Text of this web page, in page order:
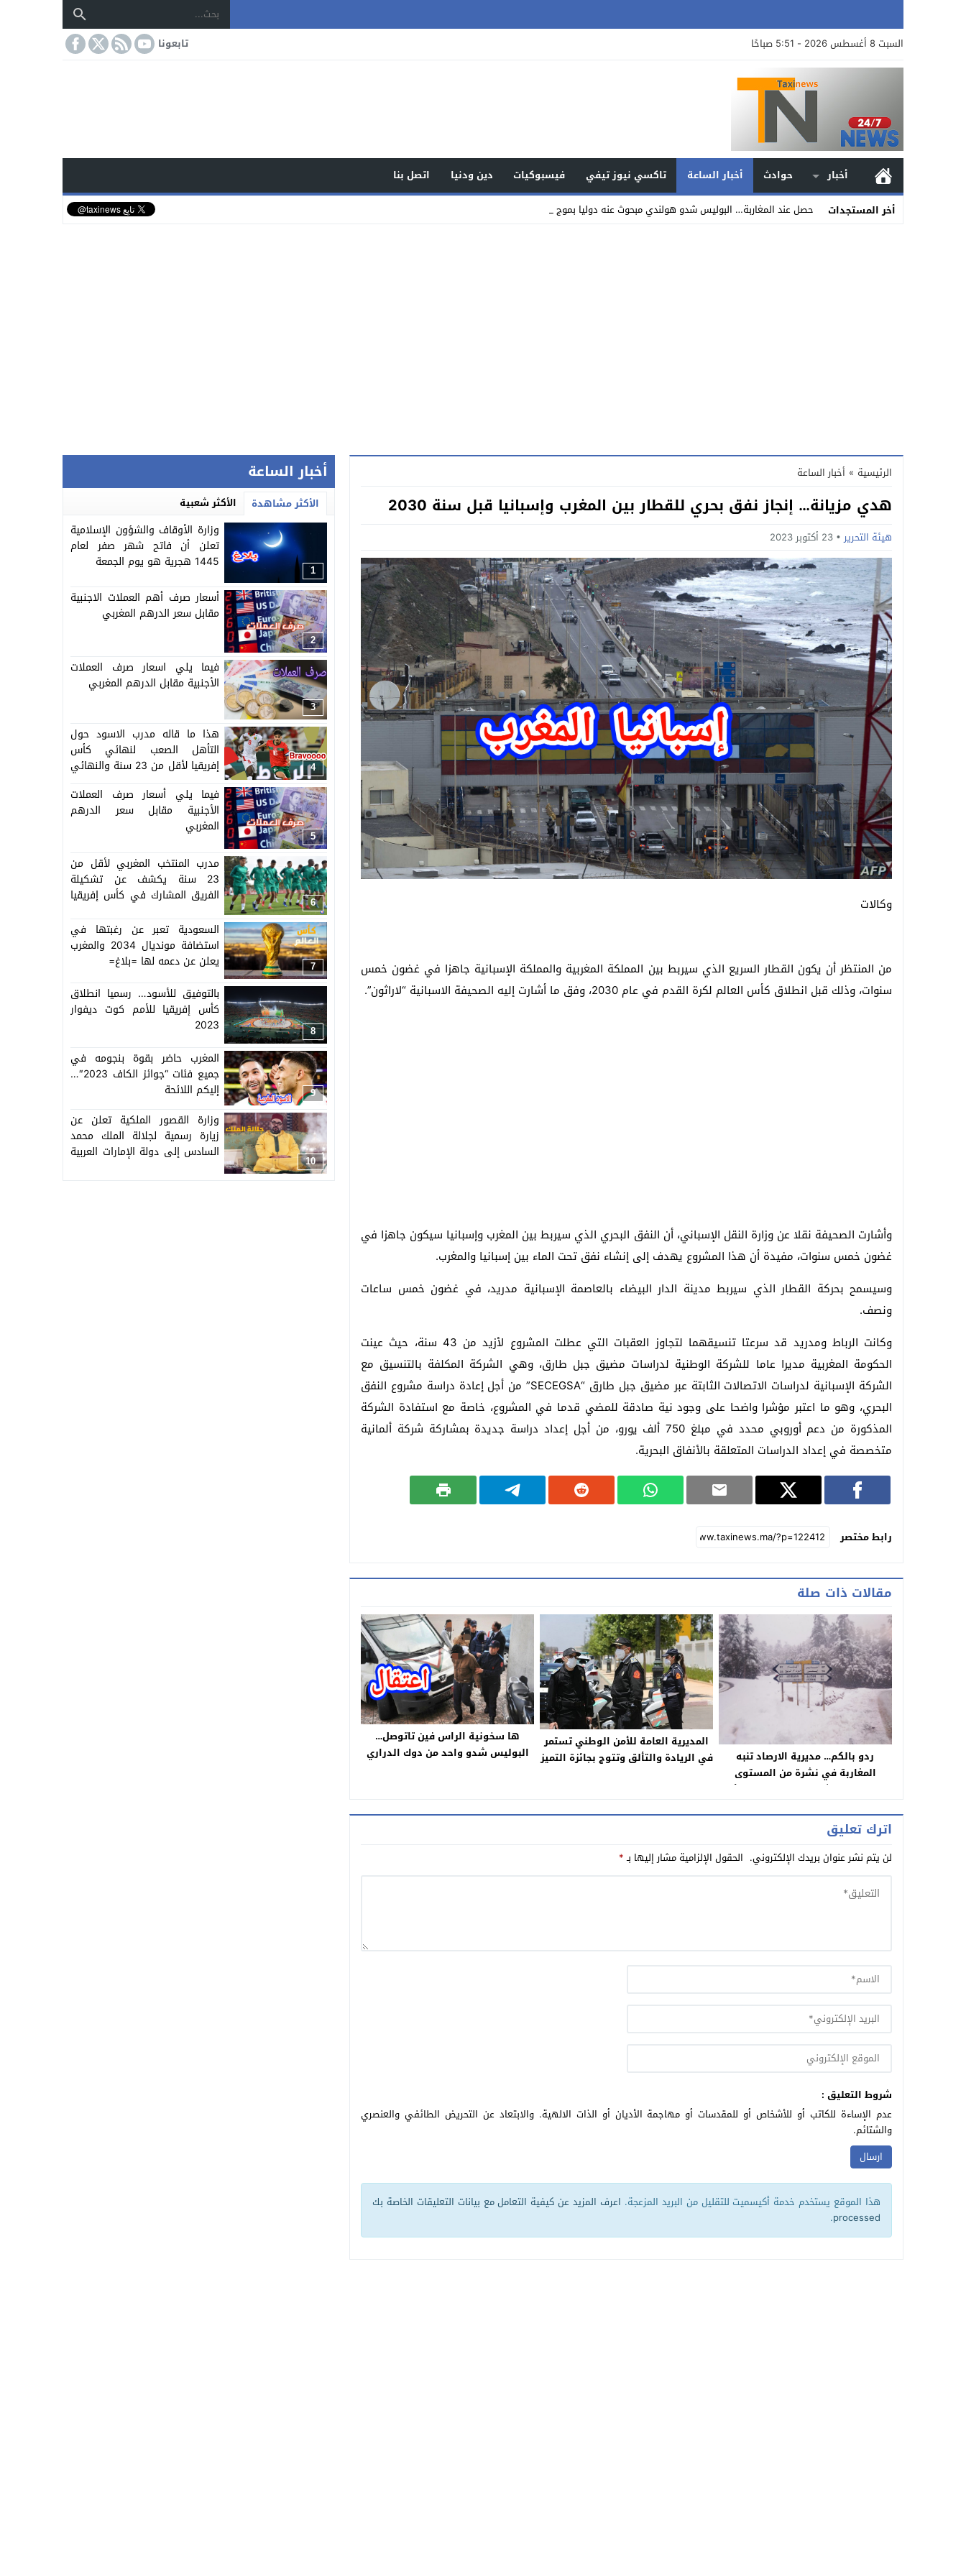
السبت 8 أغسطس 2026 - 5:51 صباحًا تابعونا
أخبار حوادث أخبار الساعة تاكسي نيوز تيفي فيسبوكيات دين ودنيا
اتصل بنا
أخر المستجدات
حصل عند المغاربة… البوليس شدو هولندي مبحوث عنه دوليا بموجب نشرة حمراء ف _
الرئيسية » أخبار الساعة
هدي مزيانة… إنجاز نفق بحري للقطار بين المغرب وإسبانيا قبل سنة 2030
هيئة التحرير 23 أكتوبر 2023
وكالات
من المنتظر أن يكون القطار السريع الذي سيربط بين المملكة المغربية والمملكة الإسبانية جاهزا في غضون خمس
سنوات، وذلك قبل انطلاق كأس العالم لكرة القدم في عام 2030، وفق ما أشارت إليه الصحيفة الاسبانية “لاراثون”.
وأشارت الصحيفة نقلا عن وزارة النقل الإسباني، أن النفق البحري الذي سيربط بين المغرب وإسبانيا سيكون جاهزا في
غضون خمس سنوات، مفيدة أن هذا المشروع يهدف إلى إنشاء نفق تحت الماء بين إسبانيا والمغرب.
وسيسمح بحركة القطار الذي سيربط مدينة الدار البيضاء بالعاصمة الإسبانية مدريد، في غضون خمس ساعات
ونصف.
وكانت الرباط ومدريد قد سرعتا تنسيقهما لتجاوز العقبات التي عطلت المشروع لأزيد من 43 سنة، حيث عينت
الحكومة المغربية مديرا عاما للشركة الوطنية لدراسات مضيق جبل طارق، وهي الشركة المكلفة بالتنسيق مع
الشركة الإسبانية لدراسات الاتصالات الثابتة عبر مضيق جبل طارق “SECEGSA” من أجل إعادة دراسة مشروع النفق
البحري، وهو ما اعتبر مؤشرا واضحا على وجود نية صادقة للمضي قدما في المشروع، خاصة مع استفادة الشركة
المذكورة من دعم أوروبي محدد في مبلغ 750 ألف يورو، من أجل إعداد دراسة جديدة بمشاركة شركة ألمانية
متخصصة في إعداد الدراسات المتعلقة بالأنفاق البحرية.
رابط مختصر
مقالات ذات صلة
ردو بالكم… مديرية الارصاد تنبه
المغاربة في نشرة من المستوى
البرتقالي من ثلوج وزخات مطرية الأحد
ملال وازيلال وخنيفرة
المديرية العامة للأمن الوطني تستمر
في الريادة والتألق وتتوج بجائزة التميز
ها سخونية الراس فين تاتوصل…
البوليس شدو واحد من دوك الدراري
اترك تعليق
لن يتم نشر عنوان بريدك الإلكتروني. الحقول الإلزامية مشار إليها بـ*
شروط التعليق :
عدم الإساءة للكاتب أو للأشخاص أو للمقدسات أو مهاجمة الأديان أو الذات الالهية. والابتعاد عن التحريض الطائفي والعنصري
والشتائم.
هذا الموقع يستخدم خدمة أكيسميت للتقليل من البريد المزعجة. اعرف المزيد عن كيفية التعامل مع بيانات التعليقات الخاصة بك
processed
.
أخبار الساعة
الأكثر مشاهدة الأكثر شعبية
1
وزارة الأوقاف والشؤون الإسلامية
تعلن أن فاتح شهر صفر لعام
1445 هجرية هو يوم الجمعة
2
أسعار صرف أهم العملات الاجنبية
مقابل سعر الدرهم المغربي
3
فيما يلي اسعار صرف العملات
الأجنبية مقابل الدرهم المغربي
4
هذا ما قاله مدرب الاسود حول
التأهل الصعب لنهائي كأس
إفريقيا لأقل من 23 سنة والنهائي
5
فيما يلي أسعار صرف العملات
الأجنبية مقابل سعر الدرهم
المغربي
6
مدرب المنتخب المغربي لأقل من
23 سنة يكشف عن تشكيلة
الفريق المشارك في كأس إفريقيا
7
السعودية تعبر عن رغبتها في
استضافة مونديال 2034 والمغرب
يعلن عن دعمه لها =بلاغ=
8
بالتوفيق للأسود… رسميا انطلاق
كأس إفريقيا للأمم كوت ديفوار
2023
9
المغرب حاضر بقوة بنجومه في
جميع فئات “جوائز الكاف 2023″…
إليكم اللائحة
10
وزارة القصور الملكية تعلن عن
زيارة رسمية لجلالة الملك محمد
السادس إلى دولة الإمارات العربية